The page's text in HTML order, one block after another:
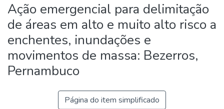
Ação emergencial para delimitação
de áreas em alto e muito alto risco a
enchentes, inundações e
movimentos de massa: Bezerros,
Pernambuco
Página do item simplificado